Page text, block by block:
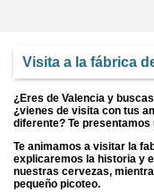
Visita a la fábrica
¿Eres de Valencia y
¿vienes de visita con tus
diferente? Te
Te animamos a visitar la
explicaremos la historia y
nuestras cervezas,
pequeño picoteo.